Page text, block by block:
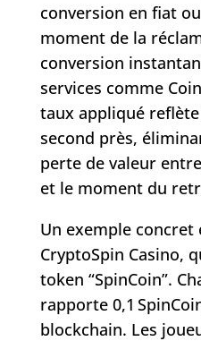
conversion en fiat
moment de la
conversion
services comme
taux appliqué
second près,
perte de valeur
et le moment du
Un exemple concret
CryptoSpin Casino,
token “SpinCoin”.
rapporte 0,1
blockchain. Les